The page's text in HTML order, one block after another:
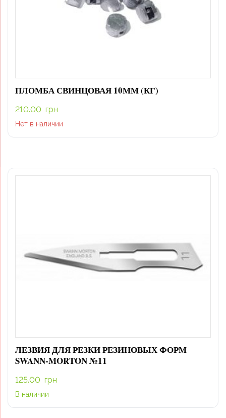
ПЛОМБА СВИНЦОВАЯ 10ММ (КГ)
210.00 грн
Нет в наличии
ЛЕЗВИЯ ДЛЯ РЕЗКИ РЕЗИНОВЫХ ФОРМ
SWANN-MORTON №11
125.00 грн
В наличии